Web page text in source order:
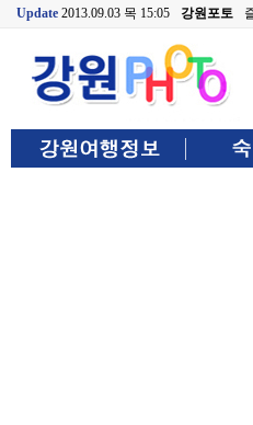
Update 2013.09.03 목 15:05 강원포토